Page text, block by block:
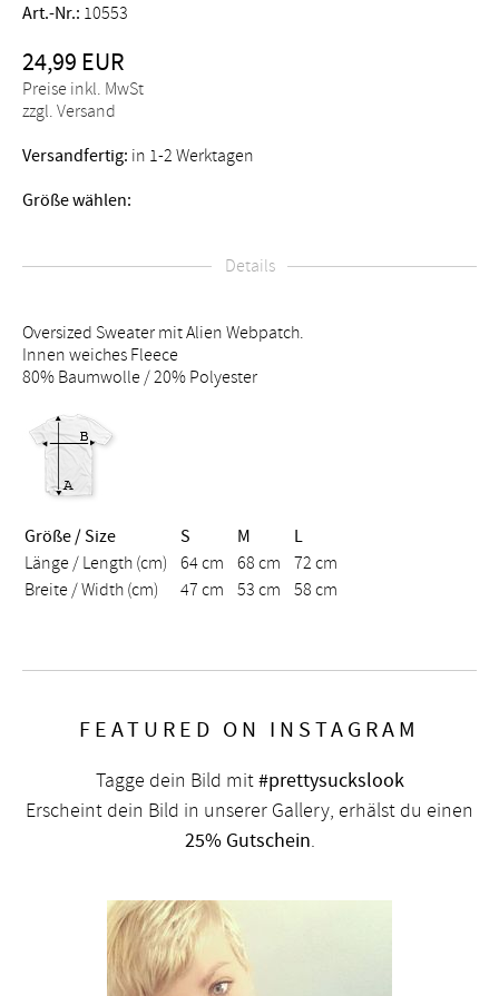
Art.-Nr.: 10553
24,99 EUR
Preise inkl. MwSt
zzgl. Versand
Versandfertig: in 1-2 Werktagen
Größe wählen:
Details
Oversized Sweater mit Alien Webpatch.
Innen weiches Fleece
80% Baumwolle / 20% Polyester
Größe / Size S M
L
Länge / Length (cm)
64 cm 68 cm
72 cm
Breite / Width (cm)
47 cm 53 cm 58 cm
FEATURED ON INSTAGRAM
Tagge dein Bild mit#prettysuckslook
Erscheint dein Bild in unserer Gallery, erhälst du einen
25% Gutschein.